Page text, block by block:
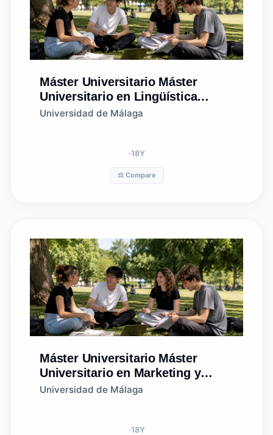
Máster Universitario Máster
Universitario en Lingüística
Aplicada a las Tecnologías del
Universidad de Málaga
18Y
⚖️ Compare
Máster Universitario Máster
Universitario en Marketing y
Comercio Internacional
Universidad de Málaga
18Y